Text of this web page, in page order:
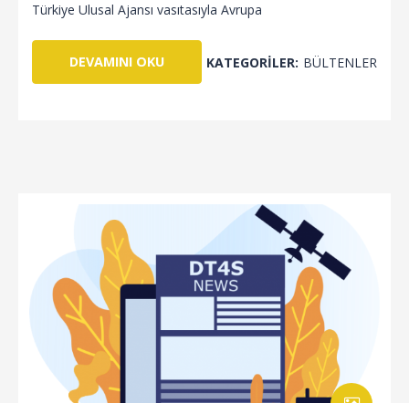
Türkiye Ulusal Ajansı vasıtasıyla Avrupa
DEVAMINI OKU KATEGORILER: BÜLTENLER